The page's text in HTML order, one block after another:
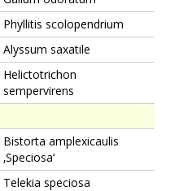
Phyllitis scolopendrium
Alyssum saxatile
Helictotrichon
sempervirens
Bistorta amplexicaulis
‚Speciosa‘
Telekia speciosa